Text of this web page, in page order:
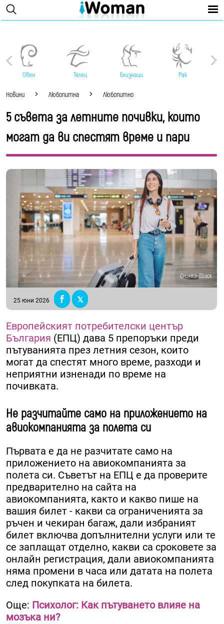
Овен Телец Близнаци Рак
Новини Любопитна Любопитно
5 съвета за летните почивки, които
могат да ви спестят време и пари
Снимка: iStock
25 юни 2026
Европейският потребителски център
България (ЕПЦ) дава 5 препоръки преди
пътуванията през летния сезон, които
могат да спестят много време, разходи и
неприятни изненади по време на
почивката.
Не разчитайте само на приложението на
авиокомпанията за полета си
Първата е да не разчитате само на
приложението на авиокомпанията за
полета си. Съветът на ЕПЦ е да проверите
предварително на сайта на
авиокомпанията, както и какво пише на
вашия билет - какви са ограниченията за
ръчен и чекиран багаж, дали избраният
билет включва допълнителни услуги или те
се заплащат отделно, какви са сроковете за
онлайн регистрация, дали авиокомпанията
няма промени в часа или датата на полета
след покупката на билета.
Още: Психолог: Как пътуването влияе на
мозъка ни?